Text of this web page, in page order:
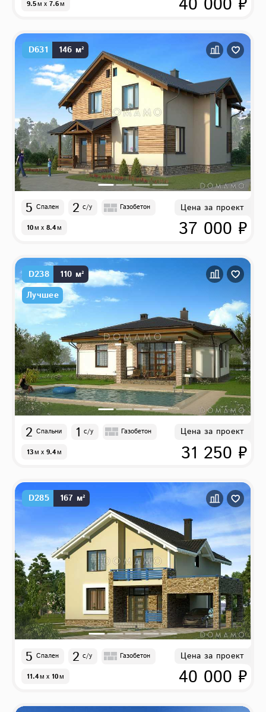
9.5м x 7.6м
D631 146 м²
5 Спален 2 с/у Газобетон
10м x 8.4м
Цена за проект
37 000 ₽
D238
110 м²
Лучшее
2 Спальни 1 с/у Газобетон
13м x 9.4м
Цена за проект
31 250 ₽
D285 167 м²
5 Спален 2 с/у Газобетон
11.4м x 10м
Цена за проект
40 000 ₽